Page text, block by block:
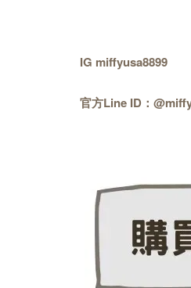
IG miffyusa8899
官方Line ID：